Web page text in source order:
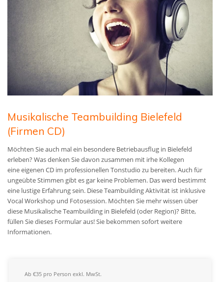
Musikalische Teambuilding Bielefeld
(Firmen CD)
Möchten Sie auch mal ein besondere Betriebausflug in Bielefeld
erleben? Was denken Sie davon zusammen mit irhe Kollegen
eineeigenen CD im professionellen Tonstudio zu bereiten. Auch für
ungeübte Stimmen gibt es gar keine Problemen. Das werd bestimmt
eine lustige Erfahrung sein. Diese Teambuilding Aktivität ist inklusive
Vocal Workshop und Fotosession. Möchten Sie mehr wissen über
diese Musikalische Teambuilding in Bielefeld (oder Region)? Bitte,
füllen Sie dieses Formular aus! Sie bekommen sofort weitere
Informationen.
Ab €35 pro Person exkl. MwSt.